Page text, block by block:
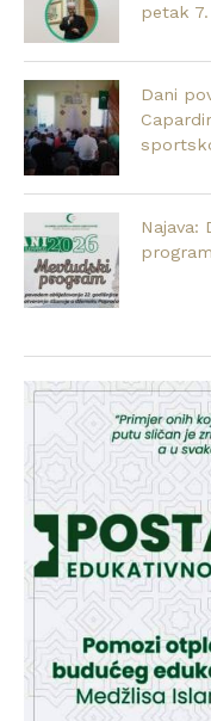
petak
Dani
Najava: